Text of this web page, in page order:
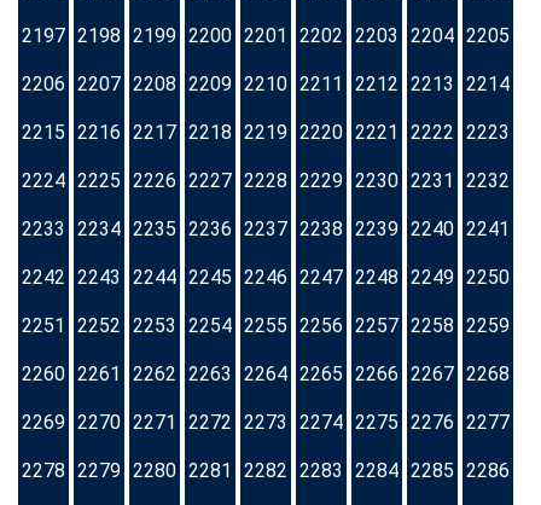
2197 2198 2199 2200 2201 2202 2203 2204 2205
2206 2207 2208 2209 2210 2211 2212 2213 2214
2215 2216 2217 2218 2219 2220 2221 2222 2223
2224 2225 2226 2227 2228 2229 2230 2231 2232
2233 2234 2235 2236 2237 2238 2239 2240 2241
2242 2243 2244 2245 2246 2247 2248 2249 2250
2251 2252 2253 2254 2255 2256 2257 2258 2259
2260 2261 2262 2263 2264 2265 2266 2267 2268
2269 2270 2271 2272 2273 2274 2275 2276 2277
2278 2279 2280 2281 2282 2283 2284 2285 2286